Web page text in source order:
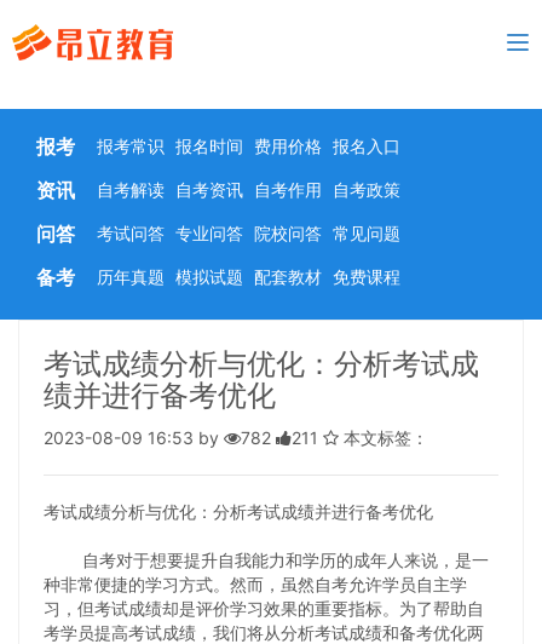
报考 报考常识 报名时间 费用价格 报名入口
资讯 自考解读 自考资讯 自考作用 自考政策
问答 考试问答 专业问答 院校问答 常见问题
备考 历年真题 模拟试题 配套教材 免费课程
考试成绩分析与优化：分析考试成
绩并进行备考优化
2023-08-09 16:53 by 782 211 本文标签：
考试成绩分析与优化：分析考试成绩并进行备考优化
自考对于想要提升自我能力和学历的成年人来说，是一
种非常便捷的学习方式。然而，虽然自考允许学员自主学
习，但考试成绩却是评价学习效果的重要指标。为了帮助自
考学员提高考试成绩，我们将从分析考试成绩和备考优化两